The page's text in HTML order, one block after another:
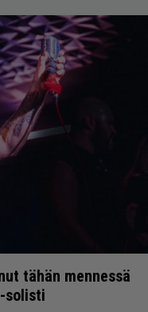
tähän mennessä
solisti